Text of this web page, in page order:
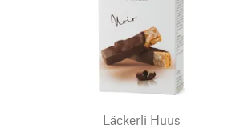
Läckerli Huus